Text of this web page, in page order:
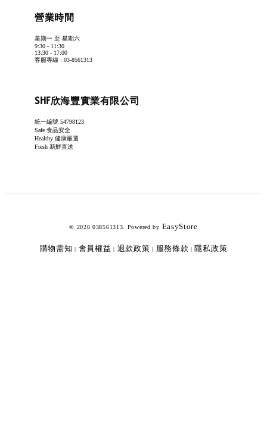
營業時間
星期一 至 星期六
9:30 - 11:30
13:30 - 17:00
客服專線 : 03-8561313
SHF欣海豐實業有限公司
統一編號 54798123
Safe 食品安全
Healthy 健康嚴選
Fresh 新鮮直送
© 2026 038561313. Powered by EasyStore
購物需知 會員權益 退款政策 服務條款 隱私政策